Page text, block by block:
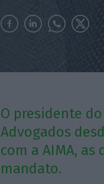
O presidente
Advogados
com a AIMA,
mandato.